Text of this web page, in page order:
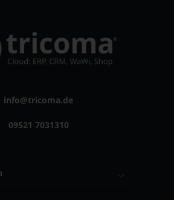
info@tricoma.de
09521 7031310